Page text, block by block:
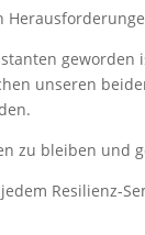
geworden
unseren
zu bleiben und
Resilienz-